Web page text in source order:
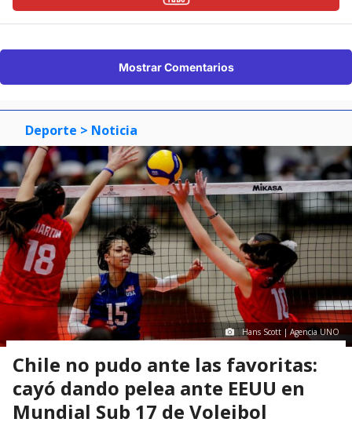
Mostrar Comentarios
Deporte > Noticia
Hans Scott | Agencia UNO
Chile no pudo ante las favoritas:
cayó dando pelea ante EEUU en
Mundial Sub 17 de Voleibol